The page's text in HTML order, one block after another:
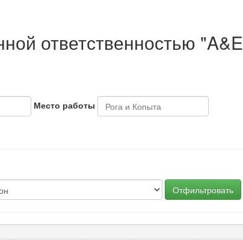
ответственностью "A&E
Место работы
Отфильтровать